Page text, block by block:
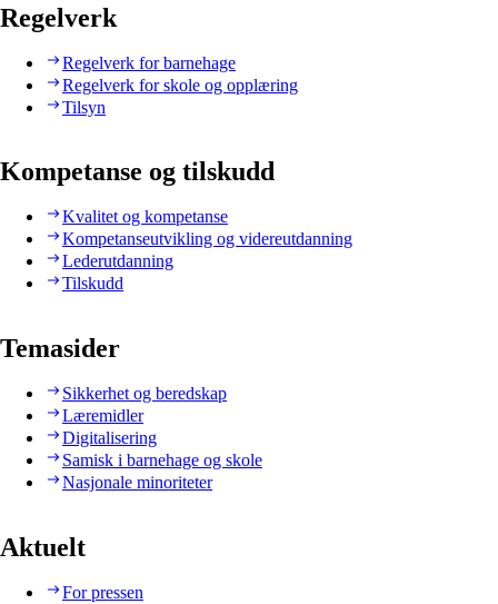
Regelverk
Regelverk for barnehage
Regelverk for skole og opplæring
Tilsyn
Kompetanse og tilskudd
Kvalitet og kompetanse
Kompetanseutvikling og videreutdanning
Lederutdanning
Tilskudd
Temasider
Sikkerhet og beredskap
Læremidler
Digitalisering
Samisk i barnehage og skole
Nasjonale minoriteter
Aktuelt
For pressen